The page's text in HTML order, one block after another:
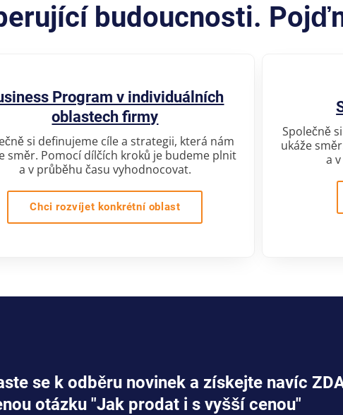
budoucnosti.
Program v individuálních
oblastech firmy
si definujeme cíle a strategii, která nám
směr. Pomocí dílčích kroků je budeme plnit
a v průběhu času vyhodnocovat.
Chci rozvíjet konkrétní oblast
Společně
ukáže
a
se k odběru novinek a získejte navíc
otázku "Jak prodat i s vyšší cenou"